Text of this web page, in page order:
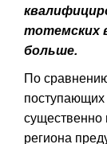
тотемских
больше.
По
поступающих
существенно
региона